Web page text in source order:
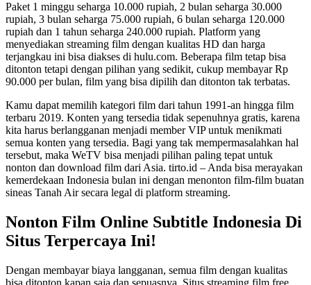
Paket 1 minggu seharga 10.000 rupiah, 2 bulan seharga 30.000
rupiah, 3 bulan seharga 75.000 rupiah, 6 bulan seharga 120.000
rupiah dan 1 tahun seharga 240.000 rupiah. Platform yang
menyediakan streaming film dengan kualitas HD dan harga
terjangkau ini bisa diakses di hulu.com. Beberapa film tetap bisa
ditonton tetapi dengan pilihan yang sedikit, cukup membayar Rp
90.000 per bulan, film yang bisa dipilih dan ditonton tak terbatas.
Kamu dapat memilih kategori film dari tahun 1991-an hingga film
terbaru 2019. Konten yang tersedia tidak sepenuhnya gratis, karena
kita harus berlangganan menjadi member VIP untuk menikmati
semua konten yang tersedia. Bagi yang tak mempermasalahkan hal
tersebut, maka WeTV bisa menjadi pilihan paling tepat untuk
nonton dan download film dari Asia. tirto.id – Anda bisa merayakan
kemerdekaan Indonesia bulan ini dengan menonton film-film buatan
sineas Tanah Air secara legal di platform streaming.
Nonton Film Online Subtitle Indonesia Di
Situs Terpercaya Ini!
Dengan membayar biaya langganan, semua film dengan kualitas
bisa ditonton kapan saja dan sepuasnya. Situs streaming film free